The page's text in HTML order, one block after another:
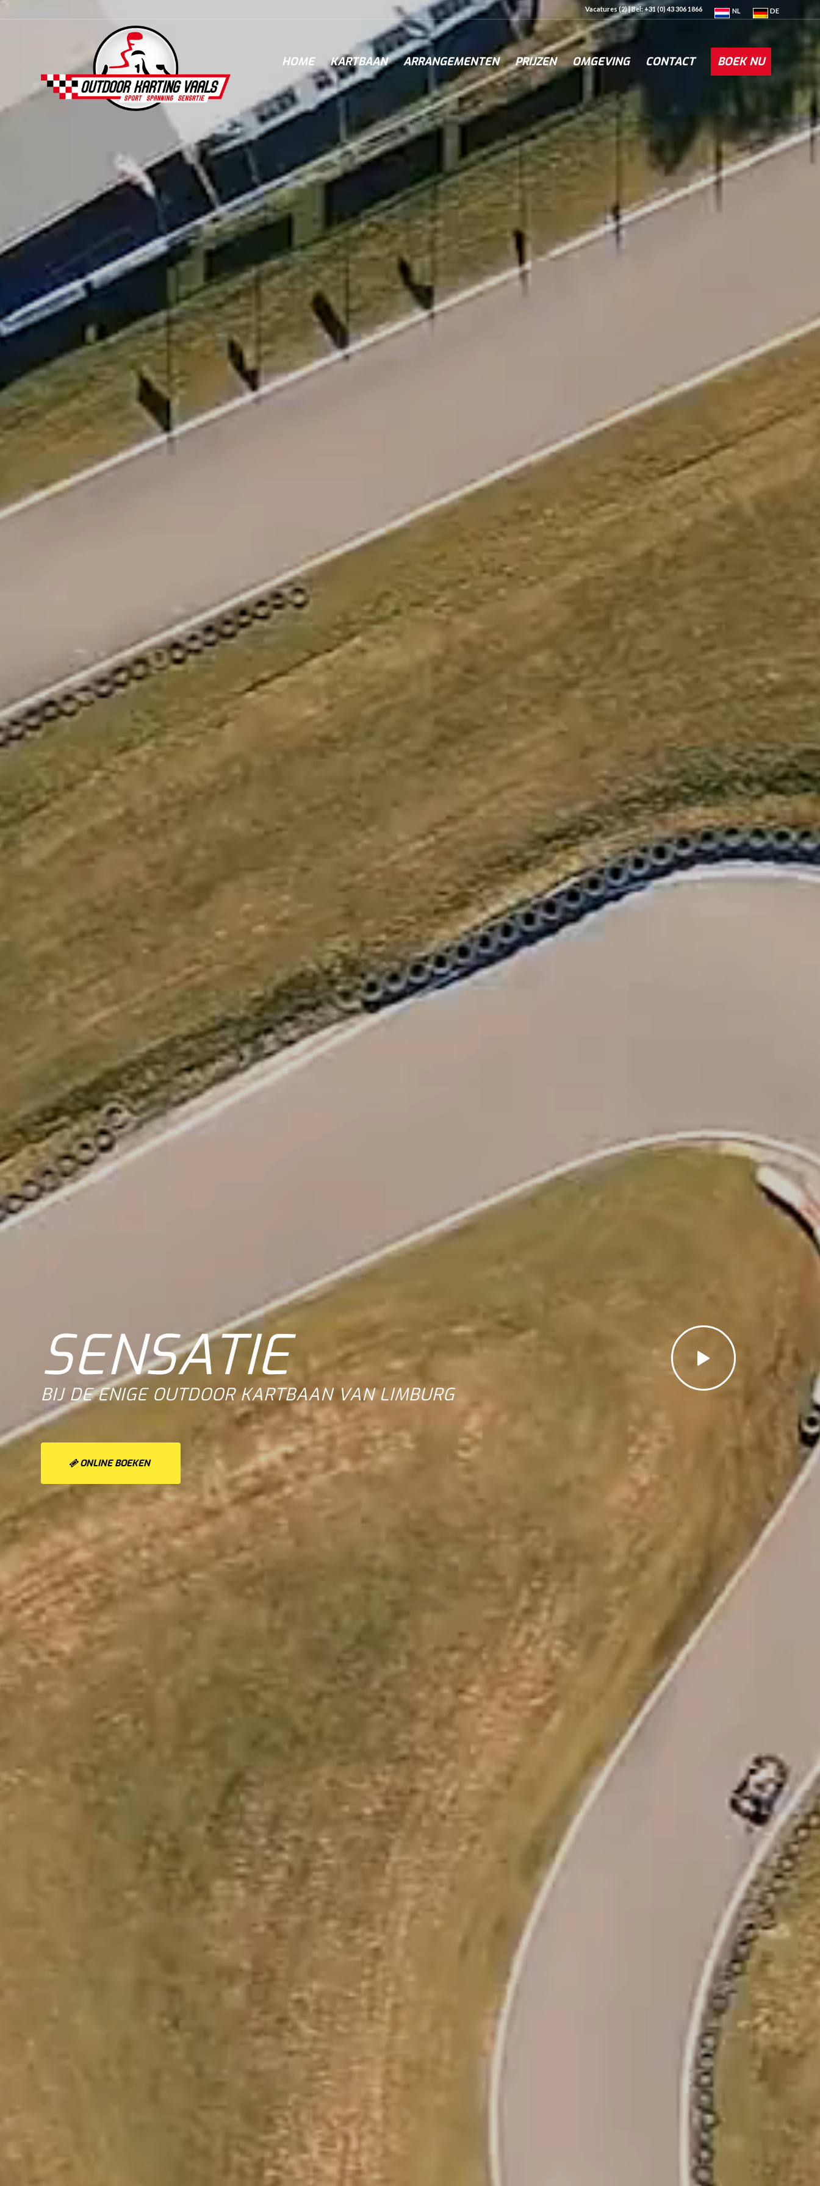
NL DE
Vacatures (2)| Bel: +31 (0) 43 306 1866
HOME KARTBAAN ARRANGEMENTEN PRIJZEN OMGEVING CONTACT BOEK NU
SPORT
BIJ DE ENIGE OUTDOOR KARTBAAN VAN LIMBURG
ONLINE BOEKEN